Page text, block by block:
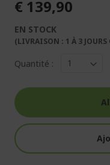
€ 139,90
EN STOCK
(LIVRAISON : 1 À 3 JOURS
Quantité :